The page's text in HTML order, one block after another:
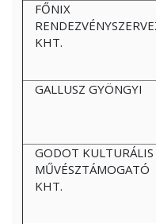
FŐNIX
KHT.
GALLUSZ GYÖNGYI
GODOT KULTURÁLIS
MŰVÉSZTÁMOGATÓ
KHT.